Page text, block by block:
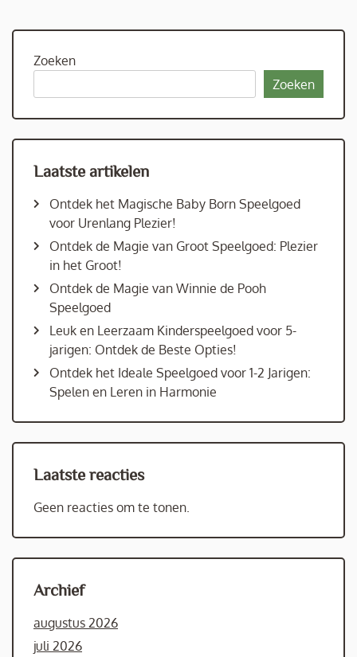
Zoeken
Zoeken
Laatste artikelen
Ontdek het Magische Baby Born Speelgoed
voor Urenlang Plezier!
Ontdek de Magie van Groot Speelgoed: Plezier
in het Groot!
Ontdek de Magie van Winnie de Pooh
Speelgoed
Leuk en Leerzaam Kinderspeelgoed voor 5-
jarigen: Ontdek de Beste Opties!
Ontdek het Ideale Speelgoed voor 1-2 Jarigen:
Spelen en Leren in Harmonie
Laatste reacties
Geen reacties om te tonen.
Archief
augustus 2026
juli 2026